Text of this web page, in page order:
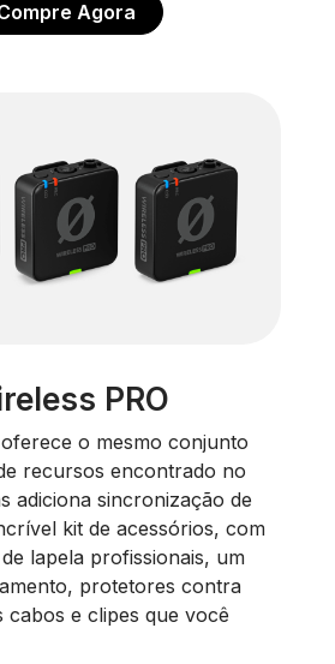
Agora
PRO
o mesmo conjunto
recursos encontrado no
adiciona sincronização de
kit de acessórios, com
lapela profissionais, um
protetores contra
cabos e clipes que você